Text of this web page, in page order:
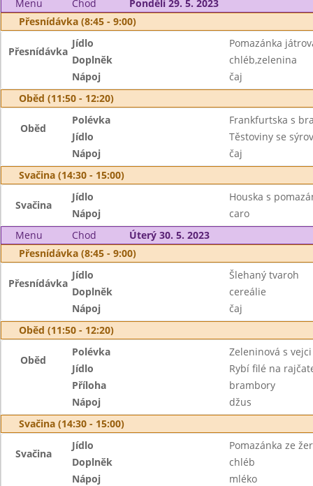
Menu Chod
Pondělí 29. 5. 2023
Přesnídávka (8:45 - 9:00)
Přesnídávka
Jídlo
Pomazánka
Doplněk
chléb,zelenina
Nápoj
čaj
Oběd (11:50 - 12:20)
Oběd
Polévka
Frankfurtska s
Jídlo
Těstoviny se
Nápoj
čaj
Svačina (14:30 - 15:00)
Svačina
Jídlo
Houska s
Nápoj
caro
Menu
Chod
Úterý 30. 5. 2023
Přesnídávka (8:45 - 9:00)
Přesnídávka
Jídlo
Šlehaný tvaroh
Doplněk
cereálie
Nápoj
čaj
Oběd (11:50 - 12:20)
Oběd
Polévka
Zeleninová s vejci
Jídlo
Rybí filé na
Příloha
brambory
Nápoj
džus
Svačina (14:30 - 15:00)
Svačina
Jídlo
Pomazánka ze
Doplněk
chléb
Nápoj
mléko